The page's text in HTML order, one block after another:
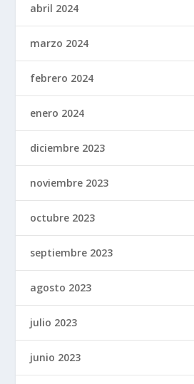
abril 2024
marzo 2024
febrero 2024
enero 2024
diciembre 2023
noviembre 2023
octubre 2023
septiembre 2023
agosto 2023
julio 2023
junio 2023